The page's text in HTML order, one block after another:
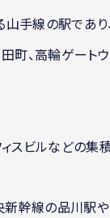
線の駅であり
町、高輪ゲート
スビルなどの集
幹線の品川駅